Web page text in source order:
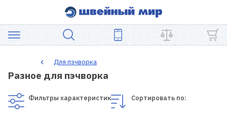
ШВЕЙНОЕ
ОБОРУДОВАНИЕ
Для пэчворка
Разное для пэчворка
Фильтры характеристик Сортировать по: